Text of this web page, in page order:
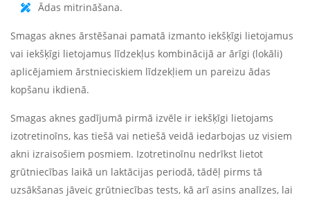
Ādas mitrināšana.
Smagas aknes ārstēšanai pamatā izmanto iekšķīgi lietojamus
vai iekšķīgi lietojamus līdzekļus kombinācijā ar ārīgi (lokāli)
aplicējamiem ārstnieciskiem līdzekļiem un pareizu ādas
kopšanu ikdienā.
Smagas aknes gadījumā pirmā izvēle ir iekšķīgi lietojams
izotretinoīns, kas tiešā vai netiešā veidā iedarbojas uz visiem
akni izraisošiem posmiem. Izotretinoīnu nedrīkst lietot
grūtniecības laikā un laktācijas periodā, tādēļ pirms tā
uzsākšanas jāveic grūtniecības tests, kā arī asins analīzes, lai